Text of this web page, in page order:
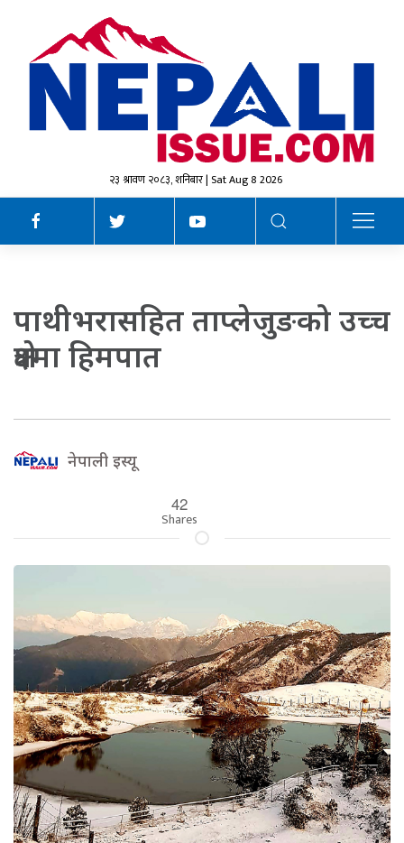
२३ श्रावण २०८३, शनिबार | Sat Aug 8 2026
पाथीभरासहित ताप्लेजुङको उच्च
क्षेत्रमा हिमपात
नेपाली इस्यू
42
Shares